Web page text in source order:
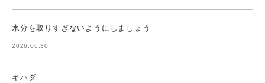
水分を取りすぎないようにしましょう
2026.06.30
キハダ